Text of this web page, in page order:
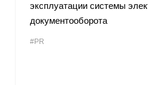
эксплуатации системы
документооборота
#PR